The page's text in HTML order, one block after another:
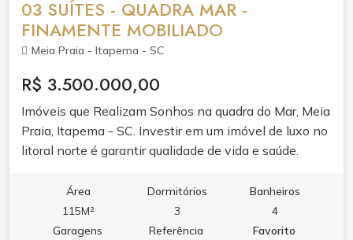
03 SUÍTES - QUADRA MAR -
FINAMENTE MOBILIADO
Meia Praia - Itapema - SC
R$ 3.500.000,00
Imóveis que Realizam Sonhos na quadra do Mar, Meia
Praia, Itapema - SC. Investir em um imóvel de luxo no
litoral norte é garantir qualidade de vida e saúde.
Venha conhecer! Excelente apartamento com 03
suítes, lavabo, mobiliado , sacada frente avenida com
churrasqueira, vista lateral mar, a 80 metros da praia.
Área
115M²
Dormitórios
3
Banheiros
4
Garagens
Referência
Favorito